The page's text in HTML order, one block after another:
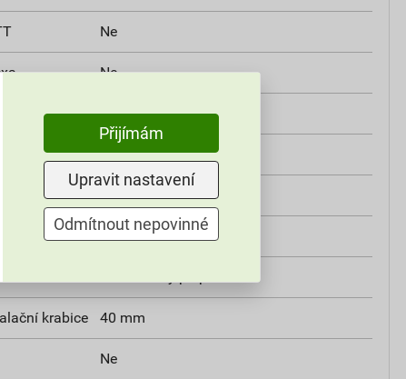
Ne
Ne
Ne
Ne
Ne
Matt
krabice 40 mm
Ne
Přijímám
Upravit nastavení
Odmítnout nepovinné